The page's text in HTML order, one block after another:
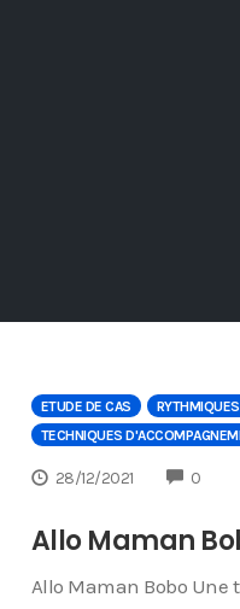
ETUDE DE CAS
TECHNIQUES
28/12/2021 0
Allo Maman
Allo Maman Bobo Une